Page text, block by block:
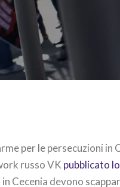
per le persecuzioni in
russo VK pubblicato
in Cecenia devono